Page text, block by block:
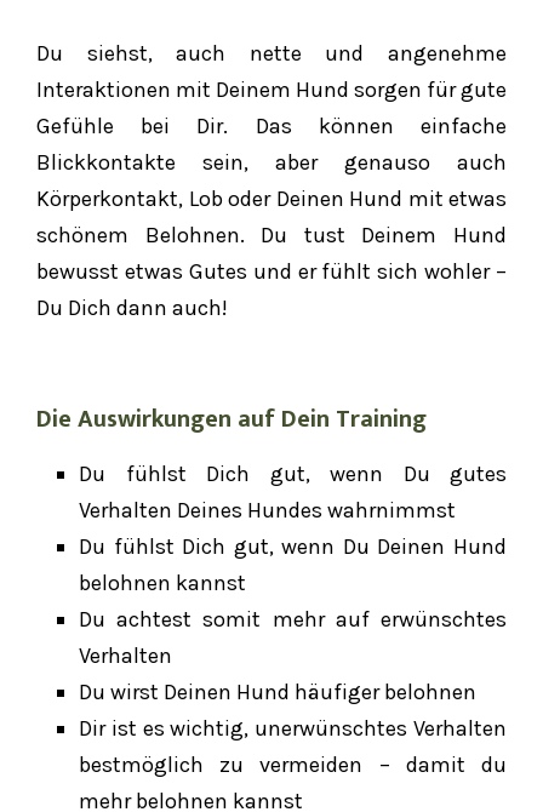
Du siehst, auch nette und angenehme
Interaktionen mit Deinem Hund sorgen für gute
Gefühle bei Dir. Das können einfache
Blickkontakte sein, aber genauso auch
Körperkontakt, Lob oder Deinen Hund mit etwas
schönem Belohnen. Du tust Deinem Hund
bewusst etwas Gutes und er fühlt sich wohler –
Du Dich dann auch!
Die Auswirkungen auf Dein Training
Du fühlst Dich gut, wenn Du gutes
Verhalten Deines Hundes wahrnimmst
Du fühlst Dich gut, wenn Du Deinen Hund
belohnen kannst
Du achtest somit mehr auf erwünschtes
Verhalten
Du wirst Deinen Hund häufiger belohnen
Dir ist es wichtig, unerwünschtes Verhalten
bestmöglich zu vermeiden – damit du
mehr belohnen kannst